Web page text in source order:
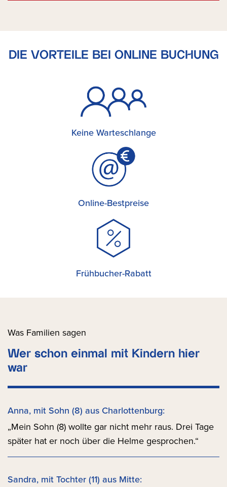
DIE VORTEILE BEI ONLINE BUCHUNG
Keine Warteschlange
Online-Bestpreise
Frühbucher-Rabatt
Was Familien sagen
Wer schon einmal mit Kindern hier
war
Anna, mit Sohn (8) aus Charlottenburg:
„Mein Sohn (8) wollte gar nicht mehr raus. Drei Tage
später hat er noch über die Helme gesprochen.“
Sandra, mit Tochter (11) aus Mitte: